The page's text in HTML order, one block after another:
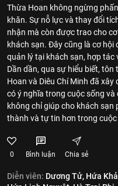
Thừa Hoan không ngừng
khăn. Sự nỗ lực và thay đổi
nhận mà còn được trao cho
khách sạn. Đây cũng là cơ hội
quản lý tại khách sạn, hợp tác
Dần dần, qua sự hiểu biết,
Hoan và Diêu Chí Minh đã
có ý nghĩa trong cuộc sống
không chỉ giúp cho khách
thành và tự tin hơn trong cuộc
0 Bình luận Chia sẻ
Diễn viên: Dương Tử, Hứa